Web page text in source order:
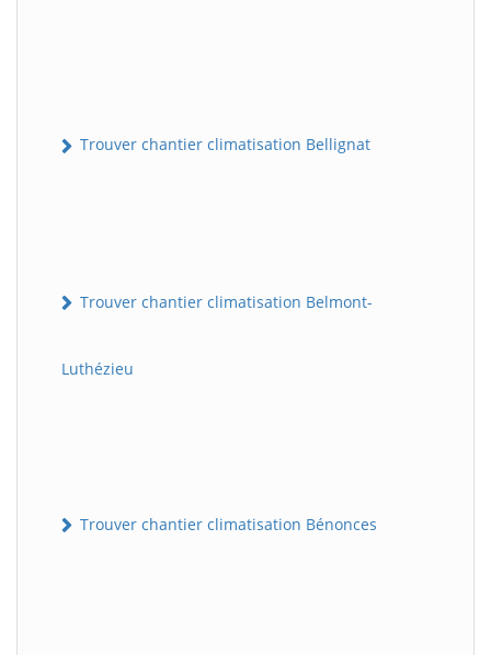
Trouver chantier climatisation Bellignat
Trouver chantier climatisation Belmont-
Luthézieu
Trouver chantier climatisation Bénonces